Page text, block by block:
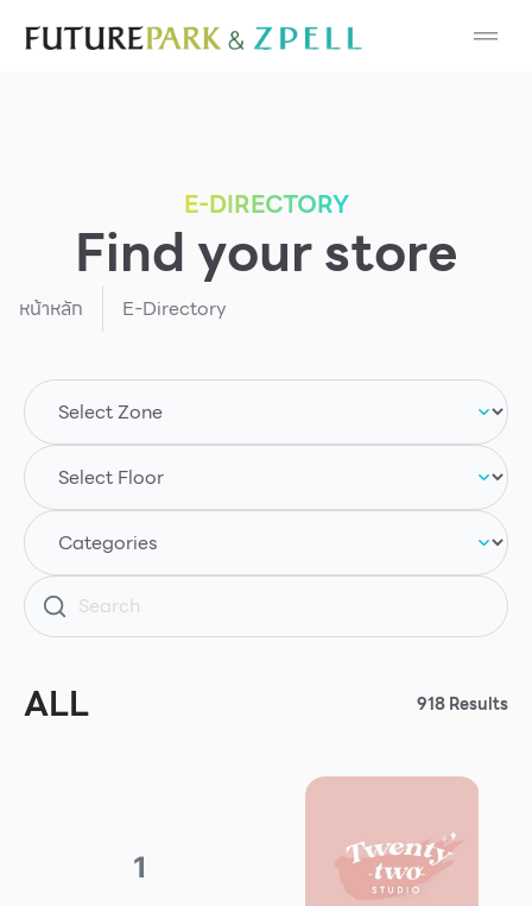
Cosmetic
Food
Furniture
School
Service
E-DIRECTORY
Find your store
หน้าหลัก E-Directory
ALL 918 Results
1